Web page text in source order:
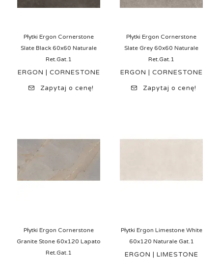
Płytki Ergon Cornerstone
Slate Black 60x60 Naturale
Ret.Gat.1
ERGON | CORNESTONE
Zapytaj o cenę!
Płytki Ergon Cornerstone
Slate Grey 60x60 Naturale
Ret.Gat.1
ERGON | CORNESTONE
Zapytaj o cenę!
Płytki Ergon Cornerstone
Granite Stone 60x120 Lapato
Ret.Gat.1
Płytki Ergon Limestone White
60x120 Naturale Gat.1
ERGON | LIMESTONE